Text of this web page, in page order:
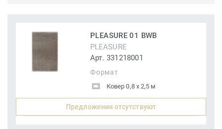
PLEASURE 01 BWB
PLEASURE
Арт. 331218001
Формат
Ковер 0,8 x 2,5 м
Предложения отсутствуют